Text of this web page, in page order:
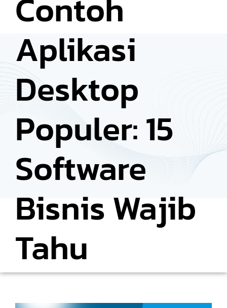
Aplikasi
Desktop
Populer: 15
Software
Bisnis Wajib
Tahu